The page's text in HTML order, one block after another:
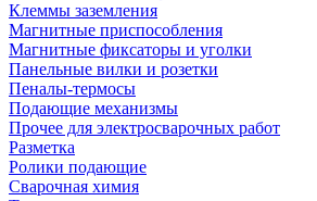
Клеммы заземления
Магнитные приспособления
Магнитные фиксаторы и уголки
Панельные вилки и розетки
Пеналы-термосы
Подающие механизмы
Прочее для электросварочных работ
Разметка
Ролики подающие
Сварочная химия